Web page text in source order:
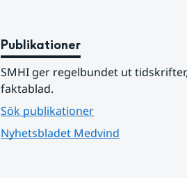
Publikationer
SMHI ger regelbundet ut
faktablad.
Sök publikationer
Nyhetsbladet Medvind